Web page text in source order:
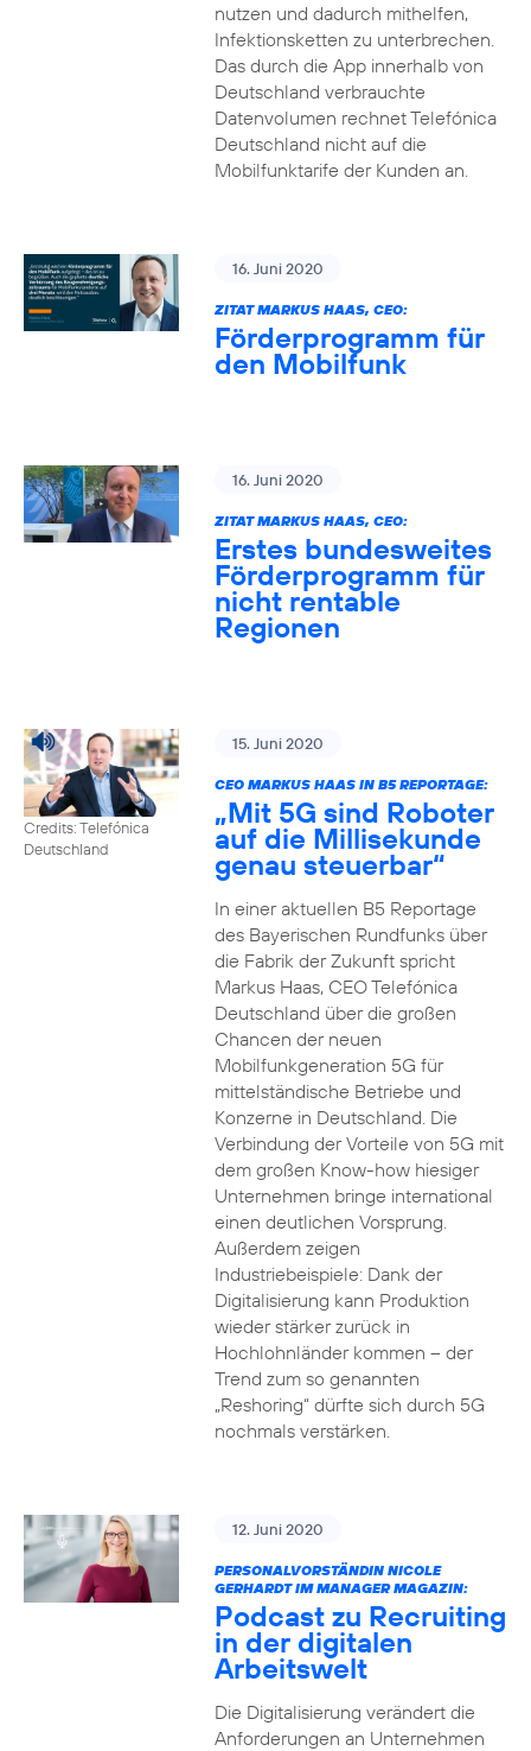
nutzen und dadurch mithelfen,
Infektionsketten zu unterbrechen.
Das durch die App innerhalb von
Deutschland verbrauchte
Datenvolumen rechnet Telefónica
Deutschland nicht auf die
Mobilfunktarife der Kunden an.
16. Juni 2020
ZITAT MARKUS HAAS, CEO:
Förderprogramm für
den Mobilfunk
16. Juni 2020
ZITAT MARKUS HAAS, CEO:
Erstes bundesweites
Förderprogramm für
nicht rentable
Regionen
Credits: Telefónica
Deutschland
15. Juni 2020
CEO MARKUS HAAS IN B5 REPORTAGE:
„Mit 5G sind Roboter
auf die Millisekunde
genau steuerbar“
In einer aktuellen B5 Reportage
des Bayerischen Rundfunks über
die Fabrik der Zukunft spricht
Markus Haas, CEO Telefónica
Deutschland über die großen
Chancen der neuen
Mobilfunkgeneration 5G für
mittelständische Betriebe und
Konzerne in Deutschland. Die
Verbindung der Vorteile von 5G mit
dem großen Know-how hiesiger
Unternehmen bringe international
einen deutlichen Vorsprung.
Außerdem zeigen
Industriebeispiele: Dank der
Digitalisierung kann Produktion
wieder stärker zurück in
Hochlohnländer kommen – der
Trend zum so genannten
„Reshoring“ dürfte sich durch 5G
nochmals verstärken.
12. Juni 2020
PERSONALVORSTÄNDIN NICOLE
GERHARDT IM MANAGER MAGAZIN:
Podcast zu Recruiting
in der digitalen
Arbeitswelt
Die Digitalisierung verändert die
Anforderungen an Unternehmen